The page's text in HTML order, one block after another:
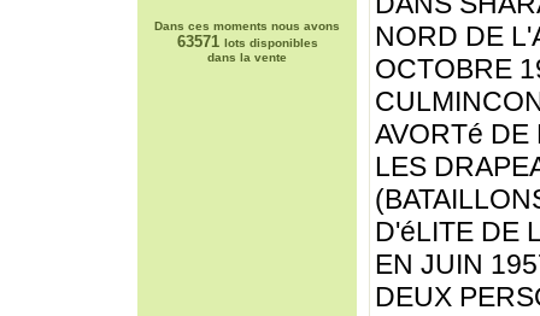
Dans ces moments nous avons
63571 lots disponibles
dans la vente
NORD DE
OCTOBRE
AVORTé DE
LES
D'éLITE DE
EN JUIN
DEUX